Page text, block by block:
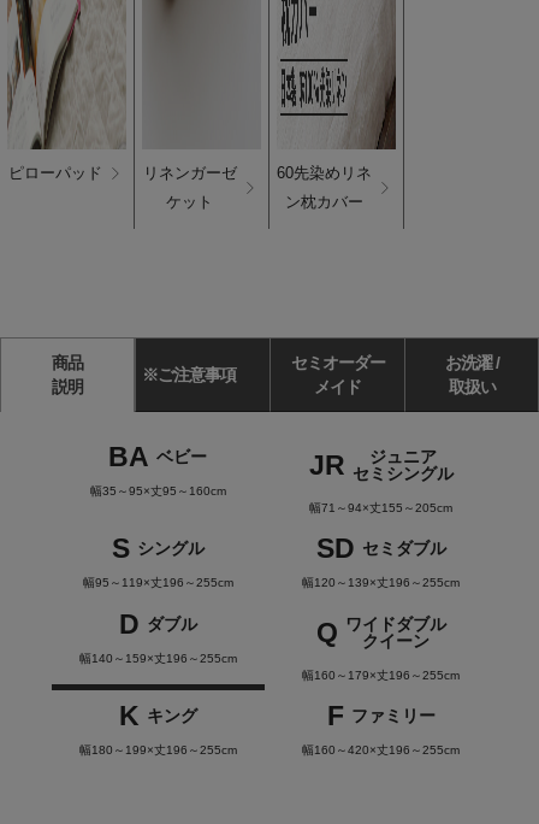
ピローパッド
リネンガーゼ
ケット
60先染めリネ
ン枕カバー
商品
説明
※ご注意事項
セミオーダー
メイド
お洗濯 /
取扱い
BA ベビー
幅35～95×丈95～160cm
JR
ジュニア
セミシングル
幅71～94×丈155～205cm
S シングル
幅95～119×丈196～255cm
SD セミダブル
幅120～139×丈196～255cm
D ダブル
幅140～159×丈196～255cm
Q ワイドダブル
クイーン
幅160～179×丈196～255cm
K キング
幅180～199×丈196～255cm
F ファミリー
幅160～420×丈196～255cm